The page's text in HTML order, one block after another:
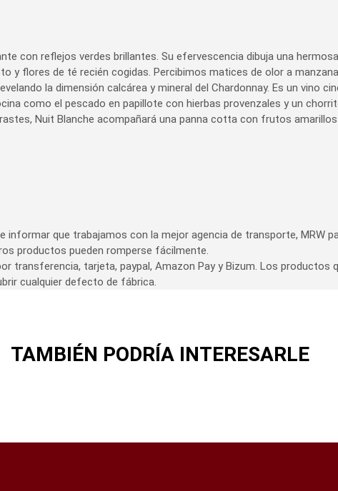
con reflejos verdes brillantes. Su efervescencia dibuja una
y flores de té recién cogidas. Percibimos matices de olor a
la dimensión calcárea y mineral del Chardonnay. Es un vino
como el pescado en papillote con hierbas provenzales y un
Nuit Blanche acompañará una panna cotta con frutos
que trabajamos con la mejor agencia de transporte, MRW
productos pueden romperse fácilmente.
transferencia, tarjeta, paypal, Amazon Pay y Bizum. Los
cualquier defecto de fábrica.
TAMBIÉN PODRÍA INTERESARLE